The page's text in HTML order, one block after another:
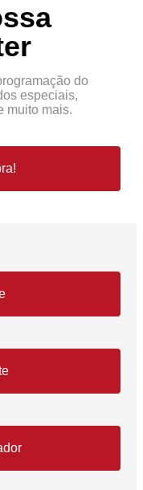
do
especiais,
muito mais.